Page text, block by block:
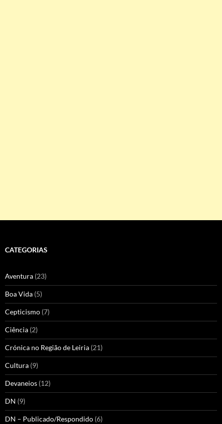
CATEGORIAS
Aventura (23)
Boa Vida (5)
Cepticismo (7)
Ciência (2)
Crónica no Região de Leiria (21)
Cultura (9)
Devaneios (12)
DN (9)
DN – Publicado/Respondido (6)